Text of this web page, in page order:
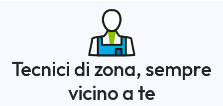
Tecnici di zona, sempre
vicino a te